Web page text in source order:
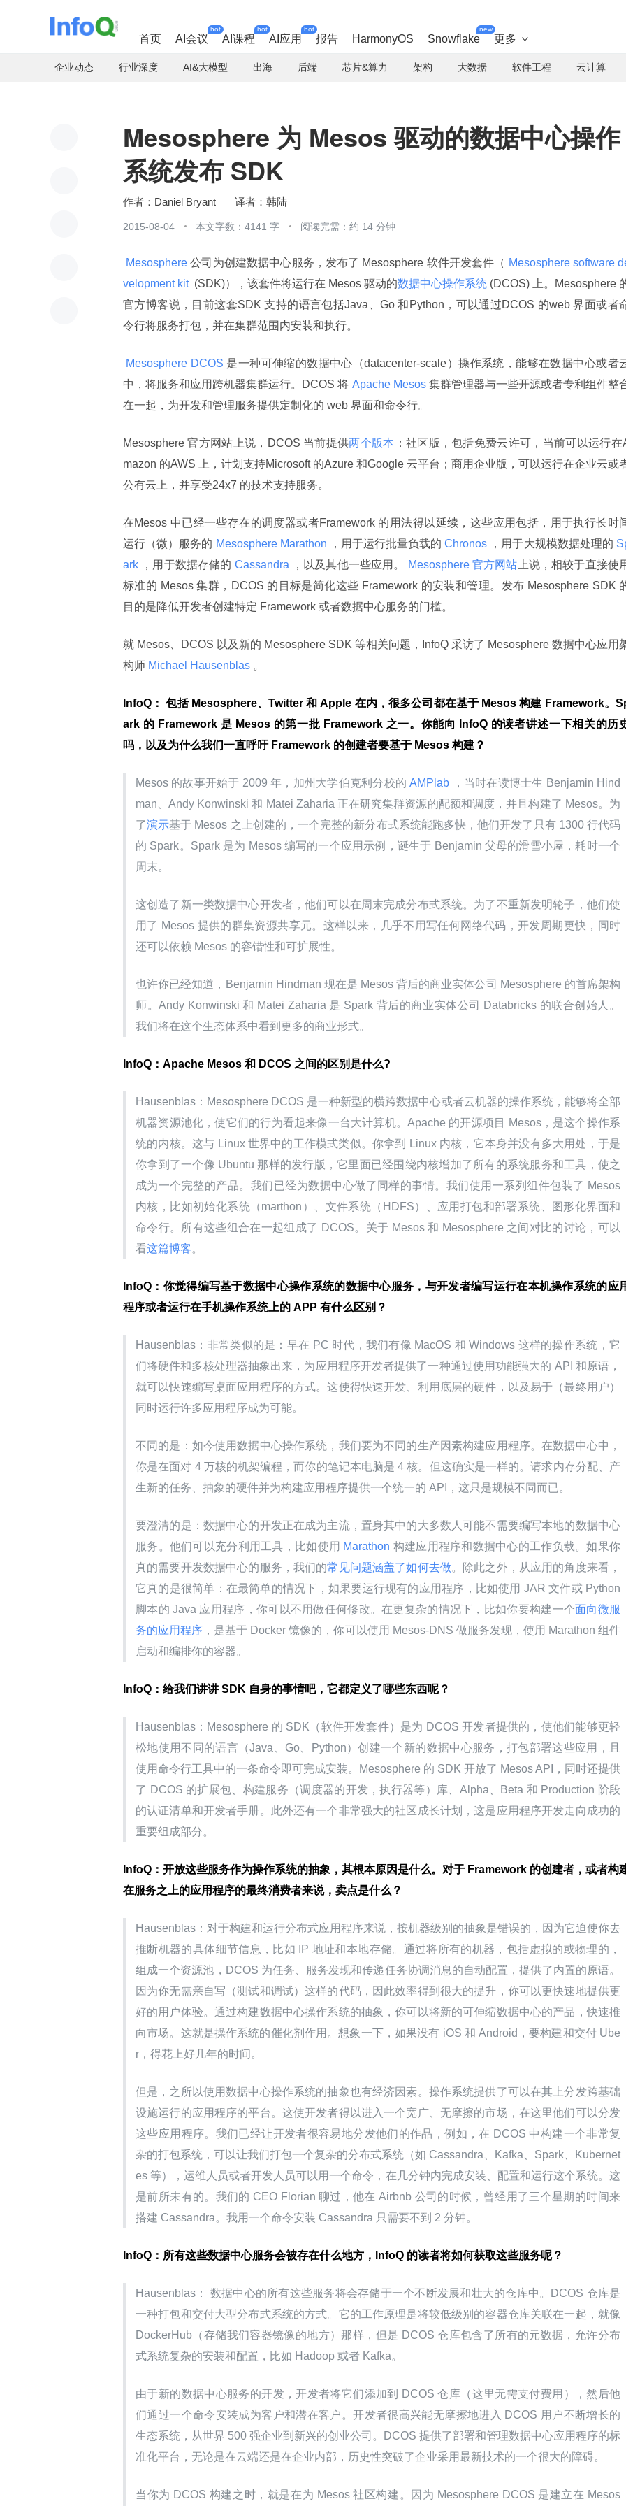
首页 AI会议
hot
AI课程
hot
AI应用
hot
报告 HarmonyOS Snowflake
new
更多 
企业动态 行业深度 AI&大模型 出海 后端 芯片&算力 架构 大数据 软件工程 云计算
Mesosphere 为 Mesos 驱动的数据中心操作
系统发布 SDK
Daniel Bryant 韩陆
2015-08-04 本文字数：4141 字 阅读完需：约 14 分钟
Mesosphere 公司为创建数据中心服务，发布了 Mesosphere 软件开发套件（ Mesosphere software
velopment kit (SDK)），该套件将运行在 Mesos 驱动的数据中心操作系统 (DCOS) 上。Mesosphere
官方博客说，目前这套SDK 支持的语言包括Java、Go 和Python，可以通过DCOS 的web 界面或者
令行将服务打包，并在集群范围内安装和执行。
Mesosphere DCOS 是一种可伸缩的数据中心（datacenter-scale）操作系统，能够在数据中心或者
中，将服务和应用跨机器集群运行。DCOS 将 Apache Mesos 集群管理器与一些开源或者专利组件整
在一起，为开发和管理服务提供定制化的 web 界面和命令行。
Mesosphere 官方网站上说，DCOS 当前提供两个版本 ：社区版，包括免费云许可，当前可以运行在
mazon 的AWS 上，计划支持Microsoft 的Azure 和Google 云平台；商用企业版，可以运行在企业云或
公有云上，并享受24x7 的技术支持服务。
在Mesos 中已经一些存在的调度器或者Framework 的用法得以延续，这些应用包括，用于执行长时
运行（微）服务的 Mesosphere Marathon ，用于运行批量负载的 Chronos ，用于大规模数据处理的
ark
，用于数据存储的 Cassandra ，以及其他一些应用。 Mesosphere 官方网站 上说，相较于直接使
标准的 Mesos 集群，DCOS 的目标是简化这些 Framework 的安装和管理。发布 Mesosphere SDK
目的是降低开发者创建特定 Framework 或者数据中心服务的门槛。
就 Mesos、DCOS 以及新的 Mesosphere SDK 等相关问题，InfoQ 采访了 Mesosphere 数据中心应用
构师 Michael Hausenblas 。
InfoQ： 包括 Mesosphere、Twitter 和 Apple 在内，很多公司都在基于 Mesos 构建 Framework。
ark 的 Framework 是 Mesos 的第一批 Framework 之一。你能向 InfoQ 的读者讲述一下相关的历
吗，以及为什么我们一直呼吁 Framework 的创建者要基于 Mesos 构建？
Mesos 的故事开始于 2009 年，加州大学伯克利分校的 AMPlab
，当时在读博士生 Benjamin Hind
man、Andy Konwinski 和 Matei Zaharia 正在研究集群资源的配额和调度，并且构建了 Mesos。为
了演示基于 Mesos 之上创建的，一个完整的新分布式系统能跑多快，他们开发了只有 1300 行代码
的 Spark。Spark 是为 Mesos 编写的一个应用示例，诞生于 Benjamin 父母的滑雪小屋，耗时一个
周末。
这创造了新一类数据中心开发者，他们可以在周末完成分布式系统。为了不重新发明轮子，他们使
用了 Mesos 提供的群集资源共享元。这样以来，几乎不用写任何网络代码，开发周期更快，同时
还可以依赖 Mesos 的容错性和可扩展性。
也许你已经知道，Benjamin Hindman 现在是 Mesos 背后的商业实体公司 Mesosphere 的首席架构
师。Andy Konwinski 和 Matei Zaharia 是 Spark 背后的商业实体公司 Databricks 的联合创始人。
我们将在这个生态体系中看到更多的商业形式。
InfoQ：Apache Mesos 和 DCOS 之间的区别是什么?
Hausenblas：Mesosphere DCOS 是一种新型的横跨数据中心或者云机器的操作系统，能够将全部
机器资源池化，使它们的行为看起来像一台大计算机。Apache 的开源项目 Mesos，是这个操作系
统的内核。这与 Linux 世界中的工作模式类似。你拿到 Linux 内核，它本身并没有多大用处，于是
你拿到了一个像 Ubuntu 那样的发行版，它里面已经围绕内核增加了所有的系统服务和工具，使之
成为一个完整的产品。我们已经为数据中心做了同样的事情。我们使用一系列组件包装了 Mesos
内核，比如初始化系统（marthon）、文件系统（HDFS）、应用打包和部署系统、图形化界面和
命令行。所有这些组合在一起组成了 DCOS。关于 Mesos 和 Mesosphere 之间对比的讨论，可以
看这篇博客。
InfoQ：你觉得编写基于数据中心操作系统的数据中心服务，与开发者编写运行在本机操作系统的应
程序或者运行在手机操作系统上的 APP 有什么区别？
Hausenblas：非常类似的是：早在 PC 时代，我们有像 MacOS 和 Windows 这样的操作系统，它
们将硬件和多核处理器抽象出来，为应用程序开发者提供了一种通过使用功能强大的 API 和原语，
就可以快速编写桌面应用程序的方式。这使得快速开发、利用底层的硬件，以及易于（最终用户）
同时运行许多应用程序成为可能。
不同的是：如今使用数据中心操作系统，我们要为不同的生产因素构建应用程序。在数据中心中，
你是在面对 4 万核的机架编程，而你的笔记本电脑是 4 核。但这确实是一样的。请求内存分配、产
生新的任务、抽象的硬件并为构建应用程序提供一个统一的 API，这只是规模不同而已。
要澄清的是：数据中心的开发正在成为主流，置身其中的大多数人可能不需要编写本地的数据中心
服务。他们可以充分利用工具，比如使用 Marathon 构建应用程序和数据中心的工作负载。如果你
真的需要开发数据中心的服务，我们的常见问题涵盖了如何去做。除此之外，从应用的角度来看，
它真的是很简单：在最简单的情况下，如果要运行现有的应用程序，比如使用 JAR 文件或 Python
脚本的 Java 应用程序，你可以不用做任何修改。在更复杂的情况下，比如你要构建一个面向微服
务的应用程序 ，是基于 Docker 镜像的，你可以使用 Mesos-DNS 做服务发现，使用 Marathon 组件
启动和编排你的容器。
InfoQ：给我们讲讲 SDK 自身的事情吧，它都定义了哪些东西呢？
Hausenblas：Mesosphere 的 SDK（软件开发套件）是为 DCOS 开发者提供的，使他们能够更轻
松地使用不同的语言（Java、Go、Python）创建一个新的数据中心服务，打包部署这些应用，且
使用命令行工具中的一条命令即可完成安装。Mesosphere 的 SDK 开放了 Mesos API，同时还提供
了 DCOS 的扩展包、构建服务（调度器的开发，执行器等）库、Alpha、Beta 和 Production 阶段
的认证清单和开发者手册。此外还有一个非常强大的社区成长计划，这是应用程序开发走向成功的
重要组成部分。
InfoQ：开放这些服务作为操作系统的抽象，其根本原因是什么。对于 Framework 的创建者，或者构
在服务之上的应用程序的最终消费者来说，卖点是什么？
Hausenblas：对于构建和运行分布式应用程序来说，按机器级别的抽象是错误的，因为它迫使你去
推断机器的具体细节信息，比如 IP 地址和本地存储。通过将所有的机器，包括虚拟的或物理的，
组成一个资源池，DCOS 为任务、服务发现和传递任务协调消息的自动配置，提供了内置的原语。
因为你无需亲自写（测试和调试）这样的代码，因此效率得到很大的提升，你可以更快速地提供更
好的用户体验。通过构建数据中心操作系统的抽象，你可以将新的可伸缩数据中心的产品，快速推
向市场。这就是操作系统的催化剂作用。想象一下，如果没有 iOS 和 Android，要构建和交付 Ube
r，得花上好几年的时间。
但是，之所以使用数据中心操作系统的抽象也有经济因素。操作系统提供了可以在其上分发跨基础
设施运行的应用程序的平台。这使开发者得以进入一个宽广、无摩擦的市场，在这里他们可以分发
这些应用程序。我们已经让开发者很容易地分发他们的作品，例如，在 DCOS 中构建一个非常复
杂的打包系统，可以让我们打包一个复杂的分布式系统（如 Cassandra、Kafka、Spark、Kubernet
es 等），运维人员或者开发人员可以用一个命令，在几分钟内完成安装、配置和运行这个系统。这
是前所未有的。我们的 CEO Florian 聊过，他在 Airbnb 公司的时候，曾经用了三个星期的时间来
搭建 Cassandra。我用一个命令安装 Cassandra 只需要不到 2 分钟。
InfoQ：所有这些数据中心服务会被存在什么地方，InfoQ 的读者将如何获取这些服务呢？
Hausenblas： 数据中心的所有这些服务将会存储于一个不断发展和壮大的仓库中。DCOS 仓库是
一种打包和交付大型分布式系统的方式。它的工作原理是将较低级别的容器仓库关联在一起，就像
DockerHub（存储我们容器镜像的地方）那样，但是 DCOS 仓库包含了所有的元数据，允许分布
式系统复杂的安装和配置，比如 Hadoop 或者 Kafka。
由于新的数据中心服务的开发，开发者将它们添加到 DCOS 仓库（这里无需支付费用），然后他
们通过一个命令安装成为客户和潜在客户。开发者很高兴能无摩擦地进入 DCOS 用户不断增长的
生态系统，从世界 500 强企业到新兴的创业公司。DCOS 提供了部署和管理数据中心应用程序的标
准化平台，无论是在云端还是在企业内部，历史性突破了企业采用最新技术的一个很大的障碍。
当你为 DCOS 构建之时，就是在为 Mesos 社区构建。因为 Mesosphere DCOS 是建立在 Mesos